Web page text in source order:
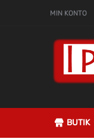
MIN KONTO
BUTIK